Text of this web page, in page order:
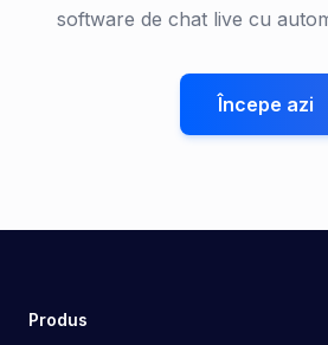
software de chat live cu
Începe azi
Produs